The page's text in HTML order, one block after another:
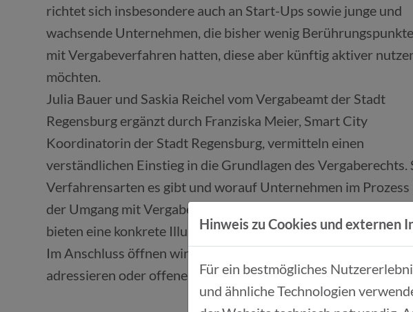
richtet sich insbesondere auch an Start-Ups sowie junge und
wachsende Unternehmen, die bisher wenig Berührungspunkte
mit Vergabeverfahren hatten, diese aber künftig aktiver
möchten.
Julia Bauer und Saskia Reichel vom Vergabeamt der Stadt
Regensburg ergänzt durch Franziska Meier, Smart City
Koordinatorin der Stadt Regensburg, vermitteln einen
verständlichen Einstieg in die Grundlagen des
Verfahrensarten es gibt und worauf Unternehmen im
der Umgang mit Vergabeplattformen werden anhand
bieten eine konkrete Illustration aus der Praxis.
Im Anschluss öffnen wir den Raum für einen offenen
adressieren oder offene Fragen klären.
Hinweis zu Cookies und externen
Für ein bestmögliches
und ähnliche Technologien